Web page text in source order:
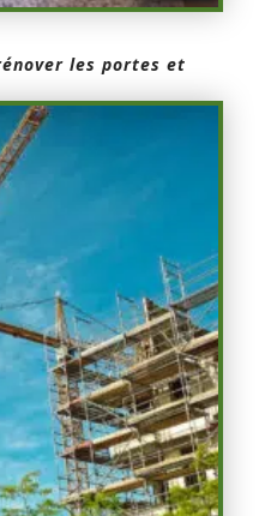
les portes et